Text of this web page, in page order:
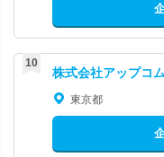
株式会社アップコム
東京都